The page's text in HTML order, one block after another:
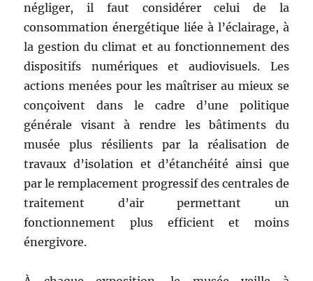
négliger, il faut considérer celui de la
consommation énergétique liée à l’éclairage, à
la gestion du climat et au fonctionnement des
dispositifs numériques et audiovisuels. Les
actions menées pour les maîtriser au mieux se
conçoivent dans le cadre d’une politique
générale visant à rendre les bâtiments du
musée plus résilients par la réalisation de
travaux d’isolation et d’étanchéité ainsi que
par le remplacement progressif des centrales de
traitement d’air permettant un
fonctionnement plus efficient et moins
énergivore.